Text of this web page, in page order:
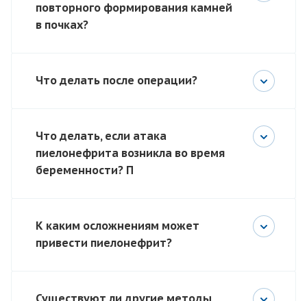
повторного формирования камней
в почках?
Что делать после операции?
Что делать, если атака
пиелонефрита возникла во время
беременности? П
К каким осложнениям может
привести пиелонефрит?